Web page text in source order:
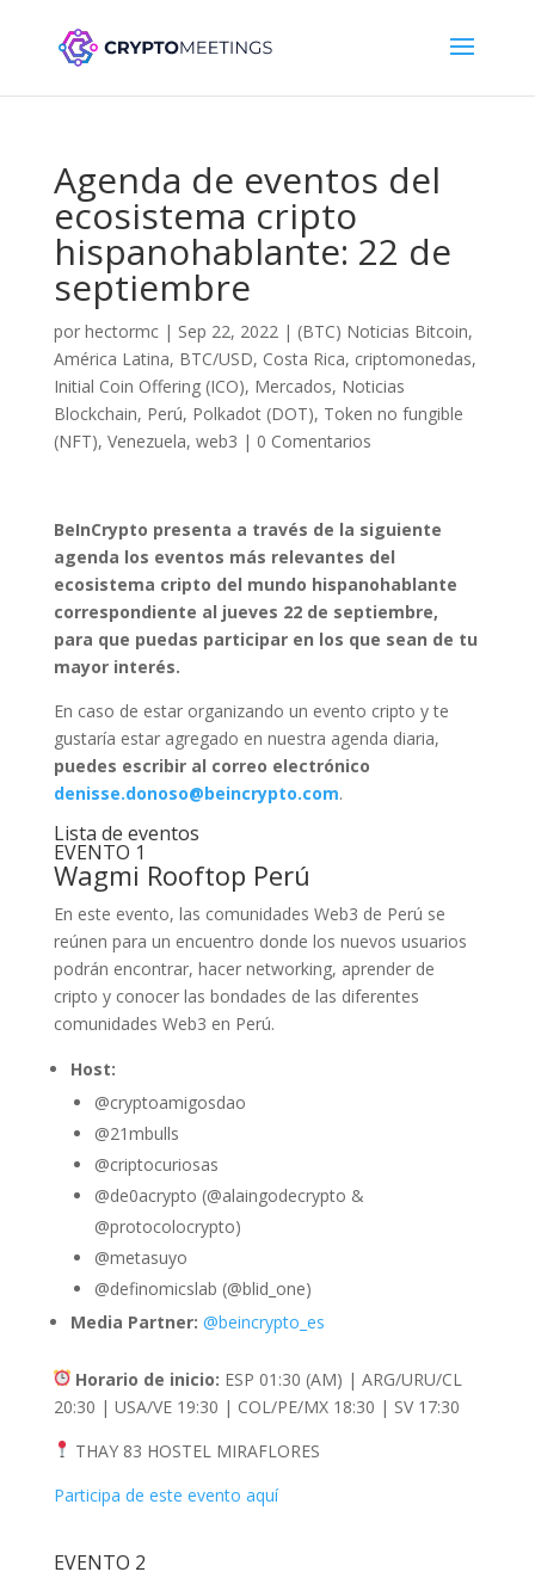
Agenda de eventos del
ecosistema cripto
hispanohablante: 22 de
septiembre
por hectormc| Sep 22, 2022| (BTC) Noticias Bitcoin,
América Latina, BTC/USD, Costa Rica, criptomonedas,
Initial Coin Offering (ICO), Mercados, Noticias
Blockchain, Perú, Polkadot (DOT), Token no fungible
(NFT), Venezuela, web3 | 0 Comentarios
BeInCrypto presenta a través de la siguiente
agenda los eventos más relevantes del
ecosistema cripto del mundo hispanohablante
correspondiente al jueves 22 de septiembre,
para que puedas participar en los que sean de tu
mayor interés.
En caso de estar organizando un evento cripto y te
gustaría estar agregado en nuestra agenda diaria,
puedes escribir al correo electrónico
denisse.donoso@beincrypto.com.
Lista de eventos
EVENTO 1
Wagmi Rooftop Perú
En este evento, las comunidades Web3 de Perú se
reúnen para un encuentro donde los nuevos usuarios
podrán encontrar, hacer networking, aprender de
cripto y conocer las bondades de las diferentes
comunidades Web3 en Perú.
Host:
@cryptoamigosdao
@21mbulls
@criptocuriosas
@de0acrypto (@alaingodecrypto &
@protocolocrypto)
@metasuyo
@definomicslab (@blid_one)
Media Partner: @beincrypto_es
Horario de inicio: ESP 01:30 (AM) | ARG/URU/CL
20:30 | USA/VE 19:30 | COL/PE/MX 18:30 | SV 17:30
THAY 83 HOSTEL MIRAFLORES
Participa de este evento aquí
EVENTO 2